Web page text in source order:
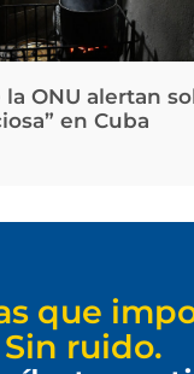
ONU alertan
en Cuba
que
Sin ruido.